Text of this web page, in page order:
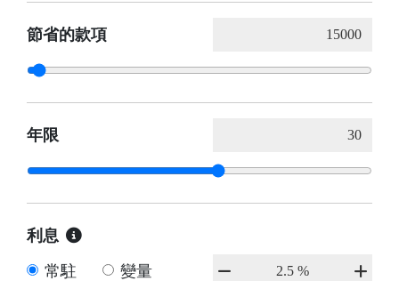
節省的款項
年限
利息
常駐
變量